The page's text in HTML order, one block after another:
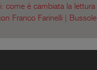
come è cambiata la lettura
Franco Farinelli | Bussole